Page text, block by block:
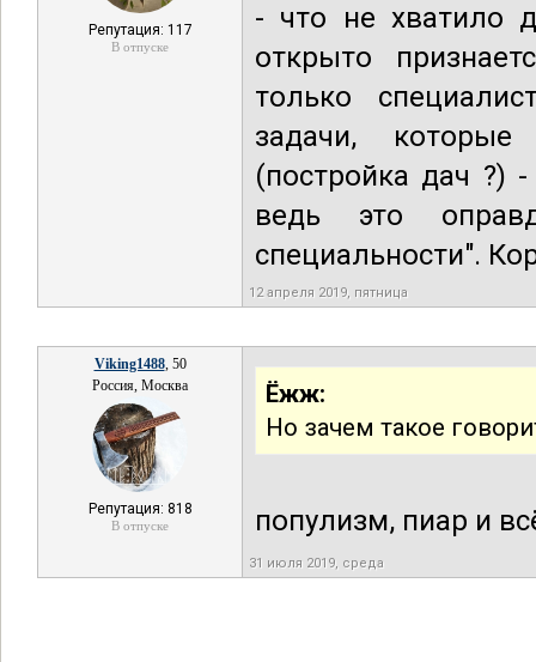
Репутация: 117
В отпуске
- что не хватило
открыто
только
задачи,
(постройка дач ?)
ведь это
специальности".
12 апреля 2019, пятница
Viking1488, 50
Россия, Москва
Репутация: 818
В отпуске
Ёжж:
Но зачем такое
популизм, пиар и
31 июля 2019, среда